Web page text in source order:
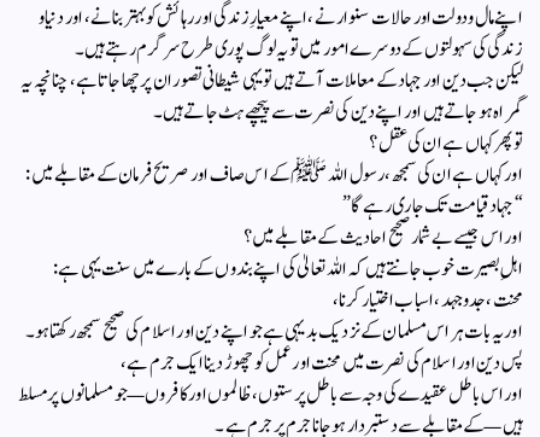
اپنے مال و دولت اور حالات سنوارنے، اپنے معیارِ زندگی اور رہائش کو بہتر بنانے، اور دنیا و
زندگی کی سہولتوں کے دوسرے امور میں تو یہ لوگ پوری طرح سرگرم رہتے ہیں۔
لیکن جب دین اور جہاد کے معاملات آتے ہیں تو یہی شیطانی تصور ان پر چھا جاتا ہے، چنانچہ یہ
گمراہ ہو جاتے ہیں اور اپنے دین کی نصرت سے پیچھے ہٹ جاتے ہیں۔
تو پھر کہاں ہے ان کی عقل؟
اور کہاں ہے ان کی سمجھ، رسول اللہ ﷺ کے اس صاف اور صریح فرمان کے مقابلے میں:
“جہاد قیامت تک جاری رہے گا”
اور اس جیسے بے شمار صحیح احادیث کے مقابلے میں؟
اہلِ بصیرت خوب جانتے ہیں کہ اللہ تعالیٰ کی اپنے بندوں کے بارے میں سنت یہی ہے:
محنت، جدوجہد، اسباب اختیار کرنا،
اور یہ بات ہر اس مسلمان کے نزدیک بدیہی ہے جو اپنے دین اور اسلام کی صحیح سمجھ رکھتا ہو۔
پس دین اور اسلام کی نصرت میں محنت اور عمل کو چھوڑ دینا ایک جرم ہے،
اور اس باطل عقیدے کی وجہ سے باطل پرستوں، ظالموں اور کافروں—جو مسلمانوں پر مسلط
ہیں—کے مقابلے سے دستبردار ہو جانا جرم پر جرم ہے۔